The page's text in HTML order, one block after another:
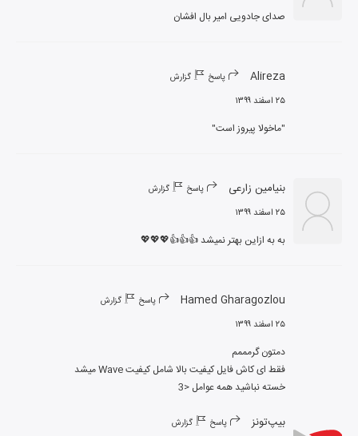
صدای جادویی امیر بال افشان
Alireza پاسخ گزارش
۲۵ اسفند ۱۳۹۹
"ماخولا پیروز است"
بنیامین زارعی پاسخ گزارش
۲۵ اسفند ۱۳۹۹
به به ازاین بهتر نمیشد 👍👍👍💖💖💖
Hamed Gharagozlou پاسخ گزارش
۲۵ اسفند ۱۳۹۹
خسته نباشید همه عوامل <3
بیپ‌تونز پاسخ گزارش